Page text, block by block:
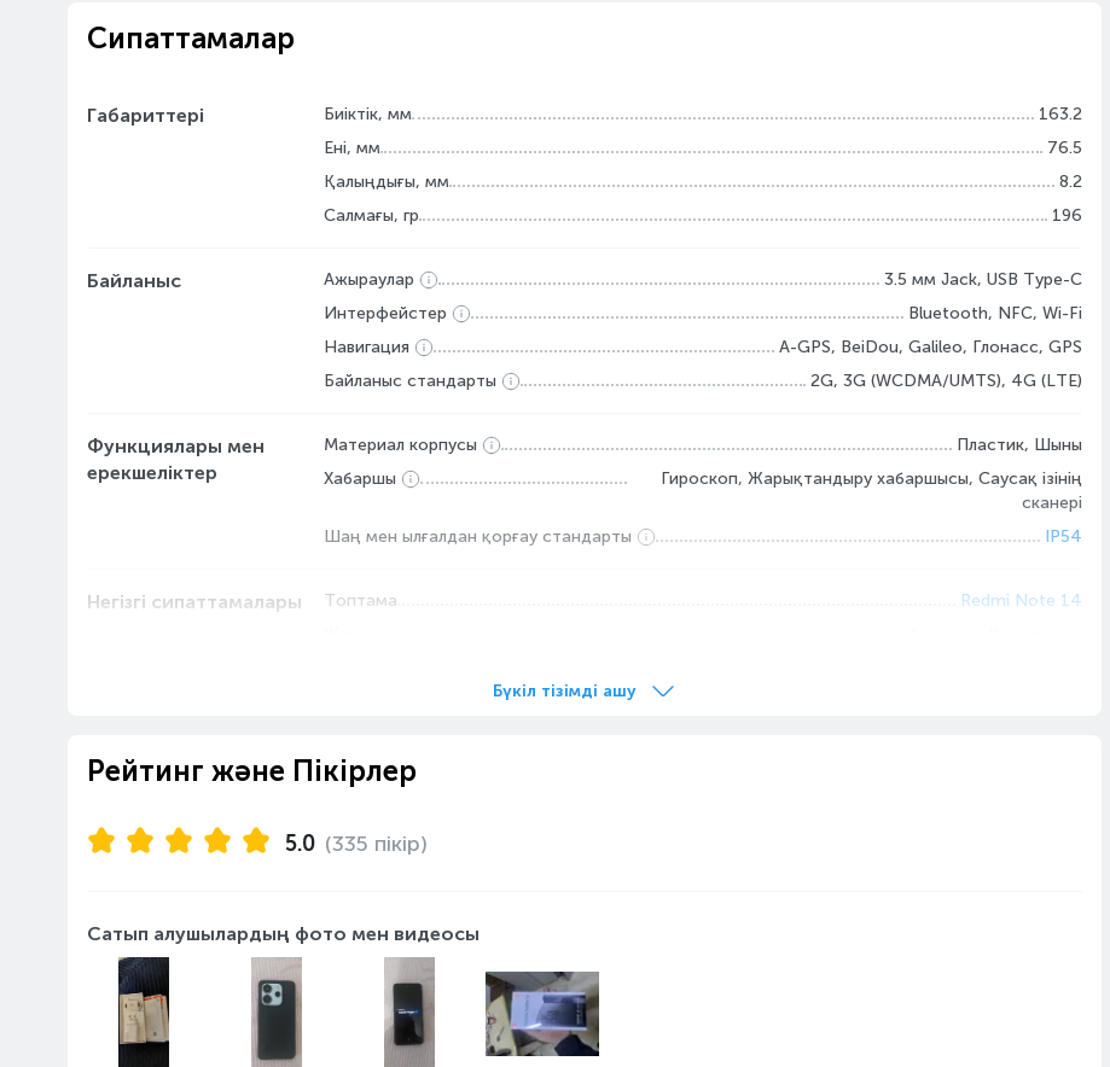
Сипаттамалар
Габариттері Биіктік, мм
163.2
Ені, мм
76.5
Қалыңдығы, мм
8.2
Салмағы, гр
196
Байланыс Ажыраулар
3.5 мм Jack, USB Type-C
Интерфейстер
Bluetooth, NFC, Wi-Fi
Навигация
A-GPS, BeiDou, Galileo, Глонасс, GPS
Байланыс стандарты
2G, 3G (WCDMA/UMTS), 4G (LTE)
Функциялары мен
ерекшеліктер
Материал корпусы
Пластик, Шыны
Хабаршы
Гироскоп, Жарықтандыру хабаршысы, Саусақ ізінің
сканері
Шаң мен ылғалдан қорғау стандарты
IP54
Негізгі сипаттамалары Топтама
Redmi Note 14
Мегапиксельдер саны
SIM-карта SIM-карта саны
SIM-карта мөлшері
Дисплей ажыратымдылығы
Бүкіл тізімді ашу
Рейтинг және Пікірлер
5.0 (335 пікір)
Сатып алушылардың фото мен видеосы